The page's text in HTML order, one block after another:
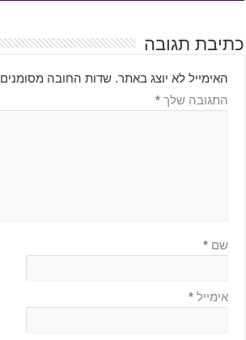
כתיבת תגובה
האימייל לא יוצג באתר. שדות החובה מסומנים
התגובה שלך *
שם *
אימייל *